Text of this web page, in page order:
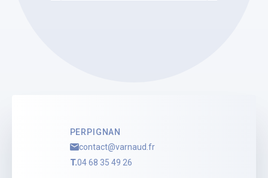
PERPIGNAN
contact@varnaud.fr
T.04 68 35 49 26